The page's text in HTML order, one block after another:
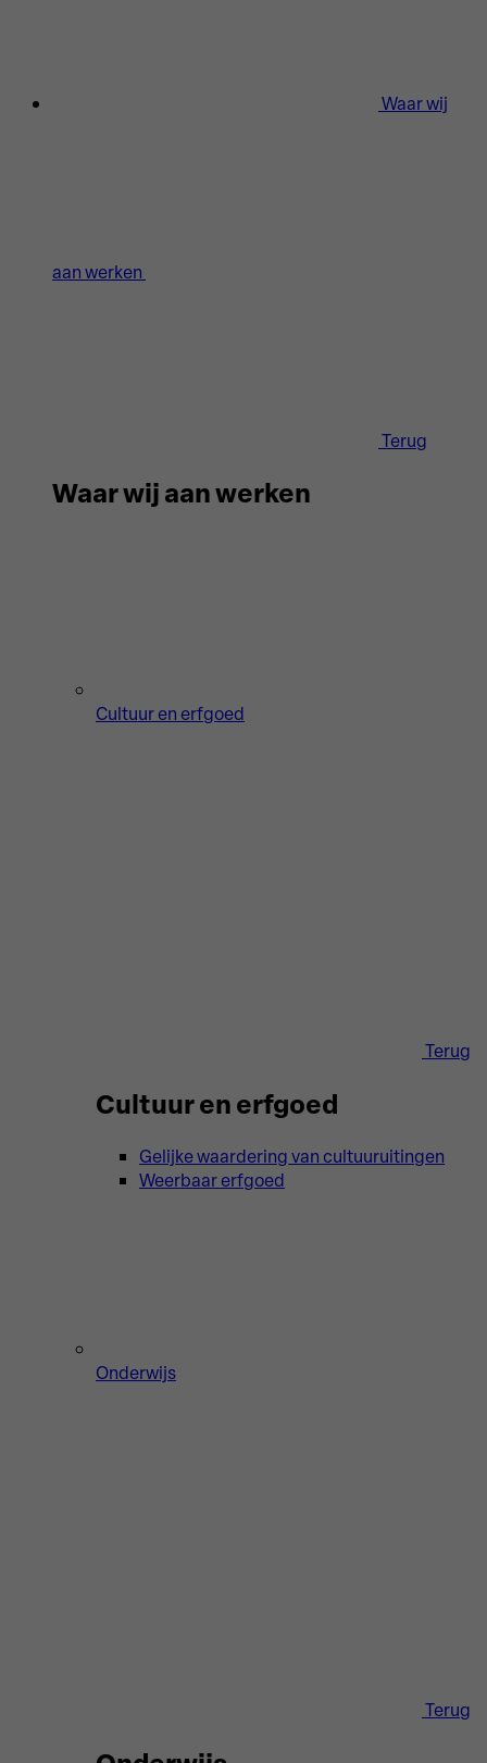
Waar wij
aan werken
Terug
Waar wij aan werken
Cultuur en erfgoed
Terug
Cultuur en erfgoed
Gelijke waardering van cultuuruitingen
Weerbaar erfgoed
Onderwijs
Terug